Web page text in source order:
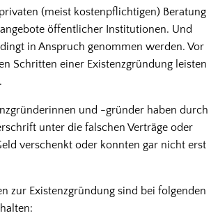
(meist kostenpflichtigen) Beratung
öffentlicher Institutionen. Und
in Anspruch genommen werden. Vor
Schritten einer Existenzgründung leisten
und -gründer haben durch
unter die falschen Verträge oder
verschenkt oder konnten gar nicht erst
zur Existenzgründung sind bei folgenden